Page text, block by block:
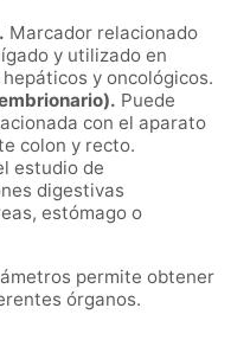
Marcador relacionado
y utilizado en
y oncológicos.
Puede
con el aparato
colon y recto.
estudio de
digestivas
estómago o
permite obtener
órganos.